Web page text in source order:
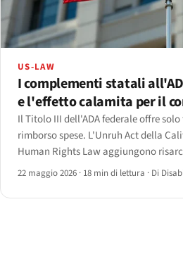
US-LAW
I complementi statali
e l'effetto calamita per il
Il Titolo III dell'ADA federale offre
rimborso spese. L'Unruh Act della
Human Rights Law aggiungono
visita — ed è per questo che due stati
22 maggio 2026 · 18 min di lettura · Di